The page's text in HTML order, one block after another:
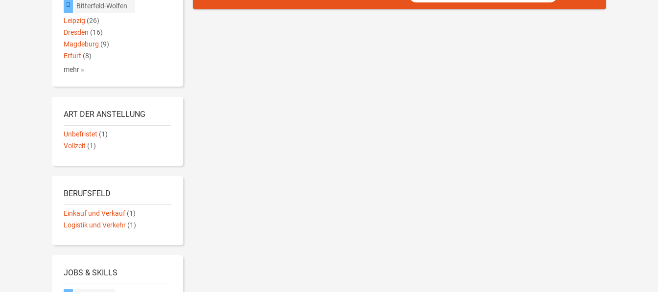
Bitterfeld-Wolfen
Leipzig (26)
Dresden (16)
Magdeburg (9)
Erfurt (8)
mehr »
ART DER ANSTELLUNG
Unbefristet (1)
Vollzeit (1)
BERUFSFELD
Einkauf und Verkauf (1)
Logistik und Verkehr (1)
JOBS & SKILLS